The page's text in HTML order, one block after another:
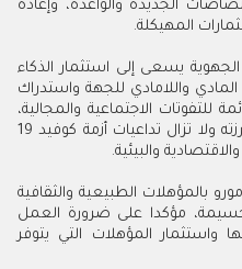
الجديدة والواعدة، وإعادة
المهيكلة.
الجهوية يسعى إلى استثمار الذكاء
المادي واللامادي للجهة واستدراك
للتفوتات الاجتماعية والمجالية،
وتحيين المقاربة التدبيرية وفق ما أفرزته ولا تزال تداعيات أزمة كوفيد 19
والبيئية.
بالمؤهلات الطبيعية والثقافية
مؤكدا على ضرورة العمل
واستثمار المؤهلات التي يتوفر